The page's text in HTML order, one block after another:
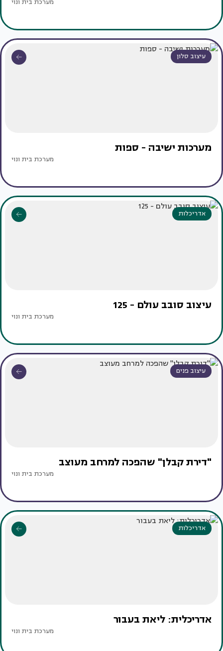
מערכת בית ונוי
עיצוב סלון
מערכות ישיבה - ספות
מערכת בית ונוי
אדריכלות
עיצוב סובב עולם - 125
מערכת בית ונוי
עיצוב פנים
"דירת קבלן" שהפכה למרחב מעוצב
מערכת בית ונוי
אדריכלות
אדריכלית: ליאת בעבור
מערכת בית ונוי